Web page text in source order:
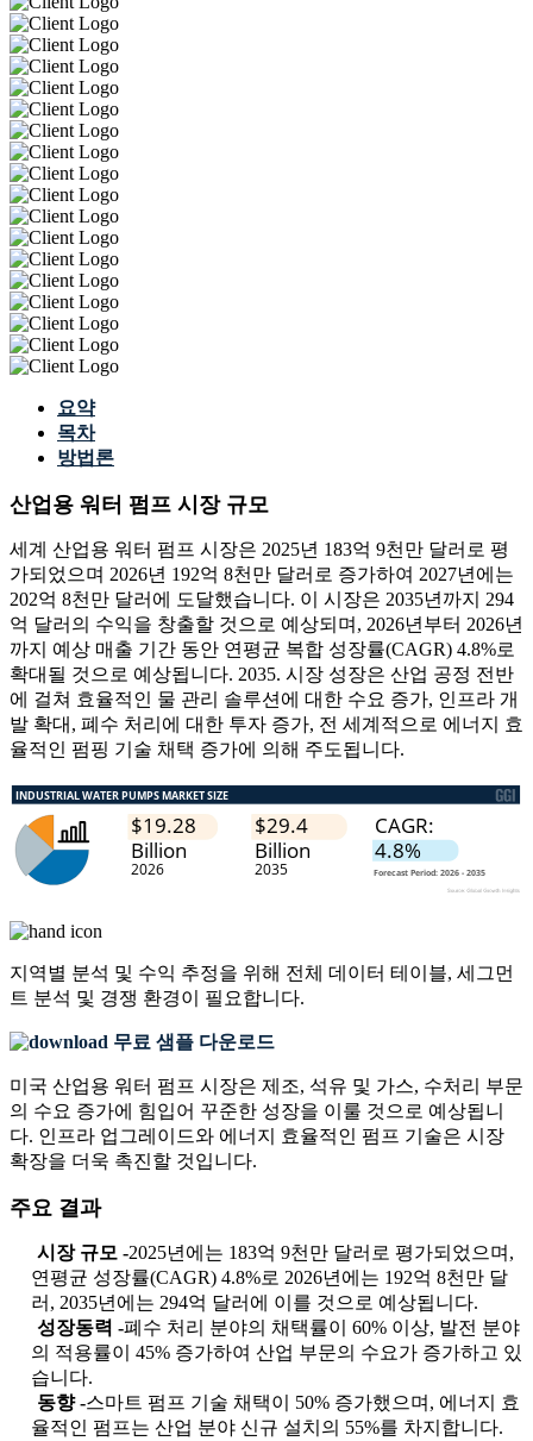
요약
목차
방법론
산업용 워터 펌프 시장 규모
세계 산업용 워터 펌프 시장은 2025년 183억 9천만 달러로 평
가되었으며 2026년 192억 8천만 달러로 증가하여 2027년에는
202억 8천만 달러에 도달했습니다. 이 시장은 2035년까지 294
억 달러의 수익을 창출할 것으로 예상되며, 2026년부터 2026년
까지 예상 매출 기간 동안 연평균 복합 성장률(CAGR) 4.8%로
확대될 것으로 예상됩니다. 2035. 시장 성장은 산업 공정 전반
에 걸쳐 효율적인 물 관리 솔루션에 대한 수요 증가, 인프라 개
발 확대, 폐수 처리에 대한 투자 증가, 전 세계적으로 에너지 효
율적인 펌핑 기술 채택 증가에 의해 주도됩니다.
지역별 분석 및 수익 추정을 위해 전체 데이터 테이블, 세그먼
트 분석 및 경쟁 환경이 필요합니다.
무료 샘플 다운로드
미국 산업용 워터 펌프 시장은 제조, 석유 및 가스, 수처리 부문
의 수요 증가에 힘입어 꾸준한 성장을 이룰 것으로 예상됩니
다. 인프라 업그레이드와 에너지 효율적인 펌프 기술은 시장
확장을 더욱 촉진할 것입니다.
주요 결과
시장 규모 -2025년에는 183억 9천만 달러로 평가되었으며,
연평균 성장률(CAGR) 4.8%로 2026년에는 192억 8천만 달
러, 2035년에는 294억 달러에 이를 것으로 예상됩니다.
성장동력 -폐수 처리 분야의 채택률이 60% 이상, 발전 분야
의 적용률이 45% 증가하여 산업 부문의 수요가 증가하고 있
습니다.
동향 -스마트 펌프 기술 채택이 50% 증가했으며, 에너지 효
율적인 펌프는 산업 분야 신규 설치의 55%를 차지합니다.